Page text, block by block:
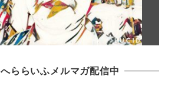
へららいふメルマガ配信中